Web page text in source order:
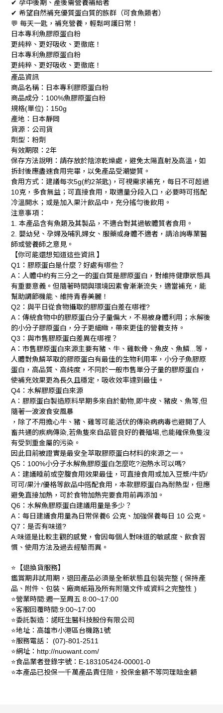
✔ 孕中後期、產後需營養補給者
✔ 希望自然補充優質蛋白質的族群（可食魚類者）
💬 每天一匙，補充營養，輕鬆呵護日常！
日本專利魚膠原蛋白粉
更純粹、更好吸收、更徹底！
日本專利魚膠原蛋白粉
更純粹、更好吸收、更徹底！
產品資訊
商品名稱：日本專利膠原蛋白粉
商品成分： 100%魚膠原蛋白粉
規格(單位) ： 150g
產地：日本靜岡
貨源：公司貨
劑型：粉劑
有效期限： 2年
保存方法說明：請存放於陰涼乾燥處，避免太陽直射及高溫，如
拆封後應盡速食用完畢，以免產品受潮變質。
食用方式：建議每次5g(約2茶匙) ，可視需求補充，每日不可超過
10克，多食無益；可直接食用，取適量分段入口，必要時可搭配
冷溫開水；或是加入果汁飲品中，充分搖勻後飲用。
注意事項：
1. 本產品含有魚類及其製品，不適合對其過敏體質者食用。
2. 嬰幼兒、孕婦及哺乳婦女、服藥或身體不適者，請洽詢專業醫
師或營養師之意見。
【你可能還想知道這些資訊 】
Q1 ：膠原蛋白是什麼？好處有哪些？
A ：人體中約有三分之一的蛋白質是膠原蛋白，對維持健康狀態具
有重要意義。但隨著時間與環境因素會漸漸流失，適當補充，能
幫助調節機能、維持青春美麗！
Q2 ：與平日從食物攝取的膠原蛋白差在哪裡?
A ：傳統食物中的膠原蛋白分子量偏大，不易被身體利用；水解後
的小分子膠原蛋白，分子更細緻，帶來更佳的營養支持。
Q3 ：與市售膠原蛋白差異在哪裡？
A ：市售膠原蛋白來源主要有豬、牛、雞軟骨、魚皮、魚鱗 等，
人體對魚鱗萃取的膠原蛋白有最佳的生物利用率，小分子魚膠原
蛋白，高品質、高純度，不同於一般市售單分子量的膠原蛋白，
使補充效果更為長久且穩定，吸收效率達到最佳。
Q4 ：水解膠原蛋白來源
A ：膠原蛋白製造原料早期多來自於動物 即牛皮、豬皮、魚等 但
隨著一波波食安風暴
，除了不用擔心牛、豬、雞等可能活伏的傳染病病毒也避開了人
畜共通的疾病傳染 若魚隻來自品管良好的養殖場 也能確保魚隻沒
有受到重金屬的污染。
因此目前被證實是最安全萃取膠原蛋白材料的來源之一。
Q5 ： 100%小分子水解魚膠原蛋白怎麼吃?泡熱水可以嗎?
A ：建議睡前或空腹食用效果最佳，可直接食用或加入豆漿/牛奶/
可可/果汁/優格等飲品中搭配食用，本款膠原蛋白為耐熱型，但應
避免直接加熱，可於食物加熱完要食用前再添加。
Q6 ：水解魚膠原蛋白建議用量是多少？
A ：每日建議食用量為日常保養6 公克、加強保養每日 10 公克。
Q7 ：是否有味道?
A:味道是比較主觀的感覺，會因每個人對味道的敏感度、飲食習
慣、使用方法及過去經驗而異。
⭐️
【退換貨服務】
鑑賞期非試用期，退回產品必須是全新狀態且包裝完整 ( 保持產
品、附件、包裝、廠商紙箱及所有附隨文件或資料之完整性 )
⭐️營業時間:週一至周五 8:00~17:00
⭐️客服回覆時間:9:00~17:00
⭐️委託製造：諾旺生醫科技股份有限公司
⭐️地址：高雄市小港區台機路1 號
⭐️服務電話：
(07)-801-2511
⭐️網址： http://nuowant.com/
⭐️食品業者登錄宇號： E-183105424-00001-0
⭐️本產品已投保一千萬產品責任險，投保金額不等同理賠金額